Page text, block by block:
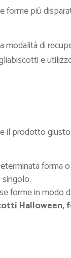
forme più
modalità di
e
il prodotto
forme in modo
Halloween,